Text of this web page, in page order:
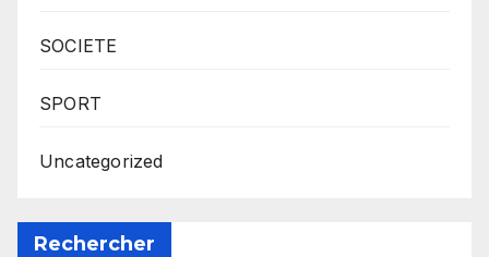
SOCIETE
SPORT
Uncategorized
Rechercher